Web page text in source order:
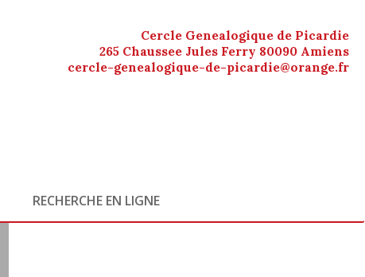
Cercle Genealogique de Picardie
265 Chaussee Jules Ferry 80090 Amiens
cercle-genealogique-de-picardie@orange.fr
RECHERCHE EN LIGNE